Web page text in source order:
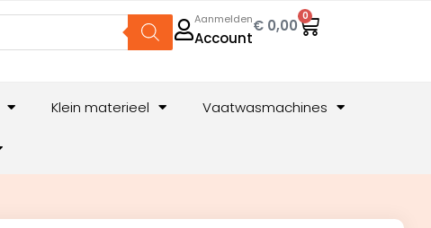
Aanmelden
Account
€ 0,00
0
Klein materieel Vaatwasmachines